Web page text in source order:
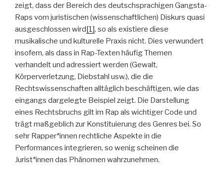
zeigt, dass der Bereich des deutschsprachigen Gangsta-
Raps vom juristischen (wissenschaftlichen) Diskurs quasi
ausgeschlossen wird[1], so als existiere diese
musikalische und kulturelle Praxis nicht. Dies verwundert
insofern, als dass in Rap-Texten häufig Themen
verhandelt und adressiert werden (Gewalt,
Körperverletzung, Diebstahl usw.), die die
Rechtswissenschaften alltäglich beschäftigen, wie das
eingangs dargelegte Beispiel zeigt. Die Darstellung
eines Rechtsbruchs gilt im Rap als wichtiger Code und
trägt maßgeblich zur Konstituierung des Genres bei. So
sehr Rapper*innen rechtliche Aspekte in die
Performances integrieren, so wenig scheinen die
Jurist*innen das Phänomen wahrzunehmen.